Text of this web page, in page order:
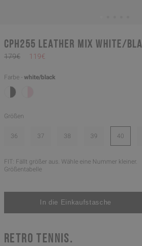
CPH255 leather mix white/
179€ 119€
Farbe - white/black
Größen
36 37 38 39 40
FIT: Fällt größer aus. Wähle eine Nummer kleiner.
Größentabelle
RETRO TENNIS.